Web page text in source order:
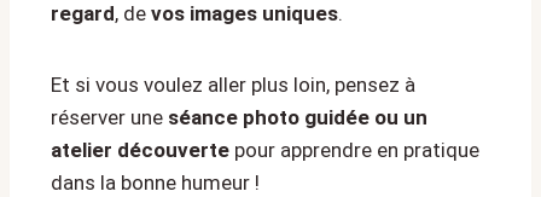
regard, de vos images uniques.
Et si vous voulez aller plus loin, pensez à
réserver une séance photo guidée ou un
atelier découverte pour apprendre en pratique
dans la bonne humeur !